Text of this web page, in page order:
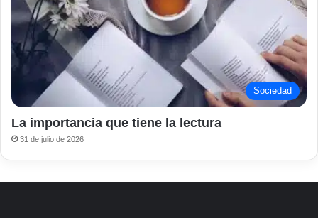
Sociedad
La importancia que tiene la lectura
31 de julio de 2026